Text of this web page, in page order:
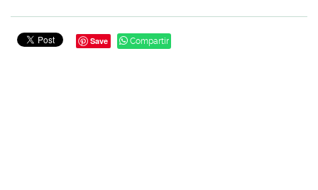
Save Compartir